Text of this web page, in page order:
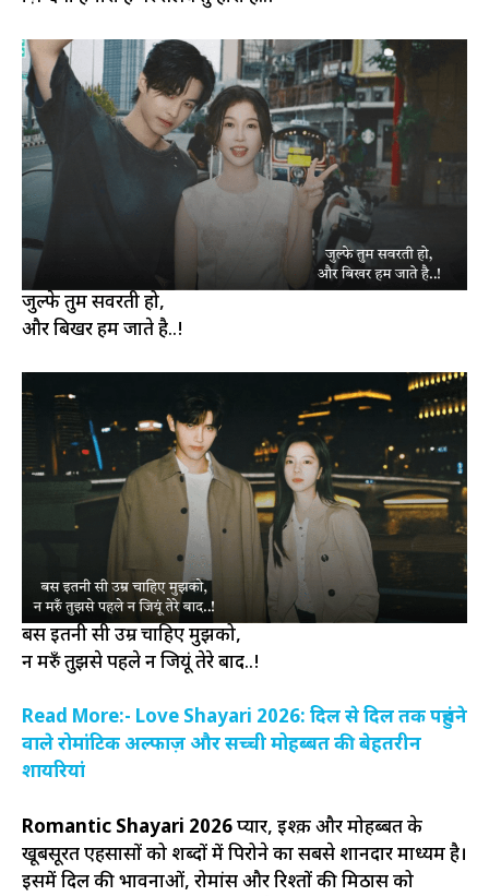
जुल्फे तुम सवरती हो,
और बिखर हम जाते है..!
बस इतनी सी उम्र चाहिए मुझको,
न मरुँ तुझसे पहले न जियूं तेरे बाद..!
Read More:- Love Shayari 2026: दिल से दिल तक पहुंचने
वाले रोमांटिक अल्फाज़ और सच्ची मोहब्बत की बेहतरीन
शायरियां
Romantic Shayari 2026प्यार, इश्क़ और मोहब्बत के
खूबसूरत एहसासों को शब्दों में पिरोने का सबसे शानदार माध्यम है।
इसमें दिल की भावनाओं, रोमांस और रिश्तों की मिठास को